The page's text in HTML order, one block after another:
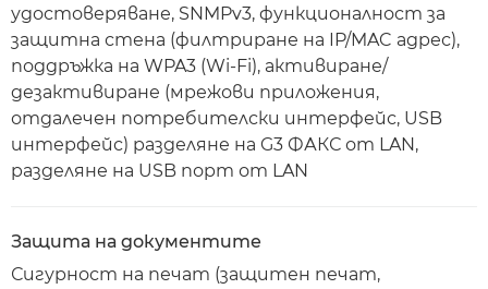
удостоверяване, SNMPv3, функционалност за
защитна стена (филтриране на IP/MAC адрес),
поддръжка на WPA3 (Wi-Fi), активиране/
дезактивиране (мрежови приложения,
отдалечен потребителски интерфейс, USB
интерфейс) разделяне на G3 ФАКС от LAN,
разделяне на USB порт от LAN
Защита на документите
Сигурност на печат (защитен печат,